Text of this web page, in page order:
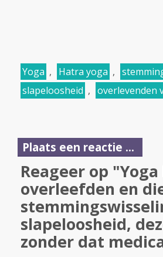
Yoga , Hatra yoga ,
slapeloosheid , overlevenden
Plaats een reactie ...
Reageer op
overleefden en
slapeloosheid,
zonder dat